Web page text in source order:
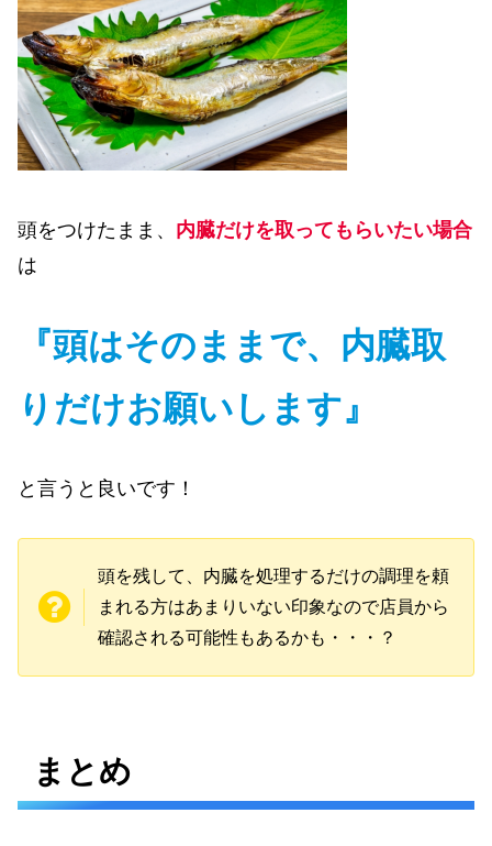
頭をつけたまま、 内臓だけを取ってもらいたい場合
は
『頭はそのままで、内臓取
りだけお願いします』
と言うと良いです！
頭を残して、内臓を処理するだけの調理を頼
まれる方はあまりいない印象なので店員から
確認される可能性もあるかも・・・？
まとめ